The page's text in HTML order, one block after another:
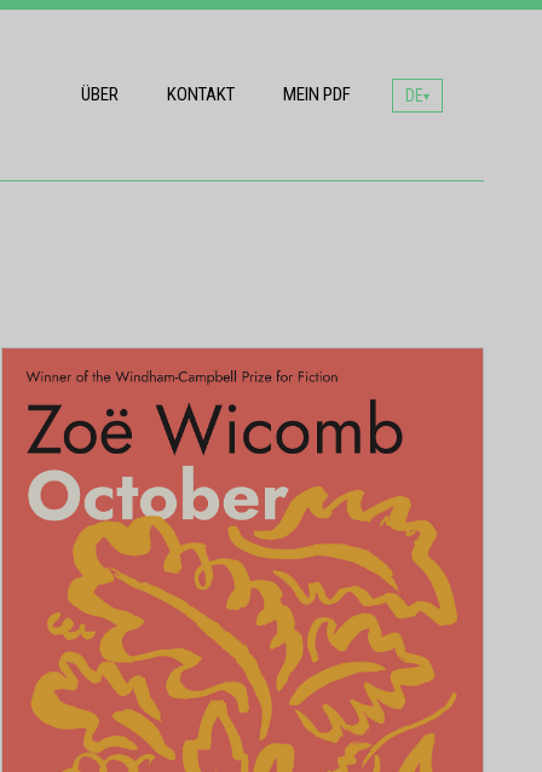
ÜBER KONTAKT MEIN PDF DE